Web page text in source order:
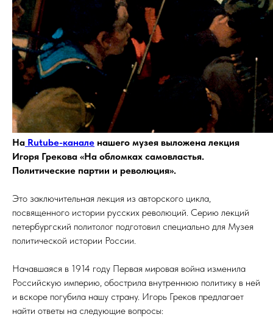
На Rutube-канале нашего музея выложена лекция
Игоря Грекова «На обломках самовластья.
Политические партии и революция».
Это заключительная лекция из авторского цикла,
посвященного истории русских революций. Серию лекций
петербургский политолог подготовил специально для Музея
политической истории России.
Начавшаяся в 1914 году Первая мировая война изменила
Российскую империю, обострила внутреннюю политику в ней
и вскоре погубила нашу страну. Игорь Греков предлагает
найти ответы на следующие вопросы: